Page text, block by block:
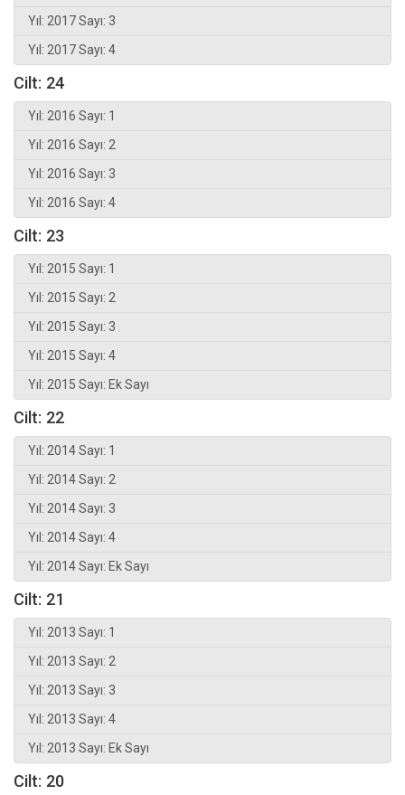
Yıl: 2017 Sayı: 3
Yıl: 2017 Sayı: 4
Cilt: 24
Yıl: 2016 Sayı: 1
Yıl: 2016 Sayı: 2
Yıl: 2016 Sayı: 3
Yıl: 2016 Sayı: 4
Cilt: 23
Yıl: 2015 Sayı: 1
Yıl: 2015 Sayı: 2
Yıl: 2015 Sayı: 3
Yıl: 2015 Sayı: 4
Yıl: 2015 Sayı: Ek Sayı
Cilt: 22
Yıl: 2014 Sayı: 1
Yıl: 2014 Sayı: 2
Yıl: 2014 Sayı: 3
Yıl: 2014 Sayı: 4
Yıl: 2014 Sayı: Ek Sayı
Cilt: 21
Yıl: 2013 Sayı: 1
Yıl: 2013 Sayı: 2
Yıl: 2013 Sayı: 3
Yıl: 2013 Sayı: 4
Yıl: 2013 Sayı: Ek Sayı
Cilt: 20